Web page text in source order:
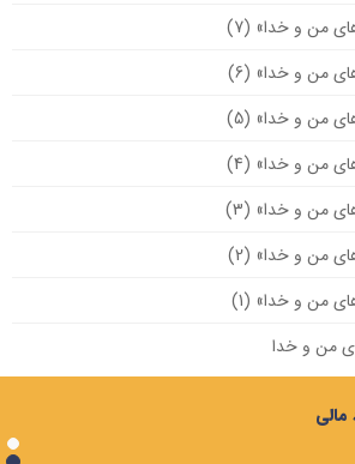
من و خدا» (7)
من و خدا» (6)
من و خدا» (5)
من و خدا» (4)
من و خدا» (3)
من و خدا» (2)
من و خدا» (1)
من و خدا
رابطه با امام زمان علیه السلام است
مالی